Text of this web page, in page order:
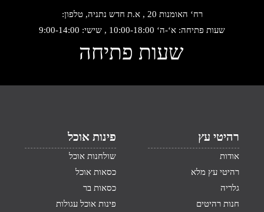
רח‘ האומנות 20 , א.ת חדש נתניה, טלפון:
שעות פתיחה: א‘-ה‘ 10:00-18:00 , שישי: 9:00-14:00
שעות פתיחה
רהיטי עץ
אודות
רהיטי עץ מלא
גלריה
חנות רהיטים
פינות אוכל
שולחנות אוכל
כסאות אוכל
כסאות בר
פינות אוכל עגולות